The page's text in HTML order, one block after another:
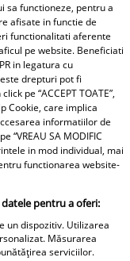
Cosoi,
Curticăpean, a
mai așteptat
al 5-lea copil!!
fetițe urmează...
sa functioneze, pentru a
afisate in functie de
functionalitati aferente
pe website. Beneficiati
in legatura cu
drepturi pot fi
pe “ACCEPT TOATE”,
Cookie, care implica
informatiilor de
“VREAU SA MODIFIC
in mod individual, mai
functionarea website-
pentru a oferi:
un dispozitiv. Utilizarea
Măsurarea
serviciilor.